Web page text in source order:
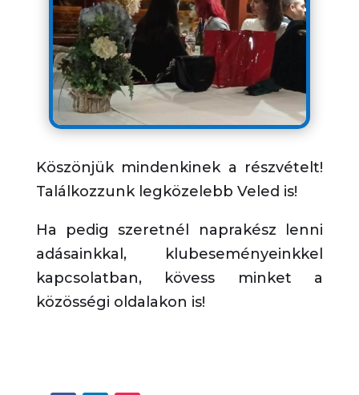
Köszönjük mindenkinek a részvételt!
Találkozzunk legközelebb Veled is!
Ha pedig szeretnél naprakész lenni
adásainkkal, klubeseményeinkkel
kapcsolatban, kövess minket a
közösségi oldalakon is!